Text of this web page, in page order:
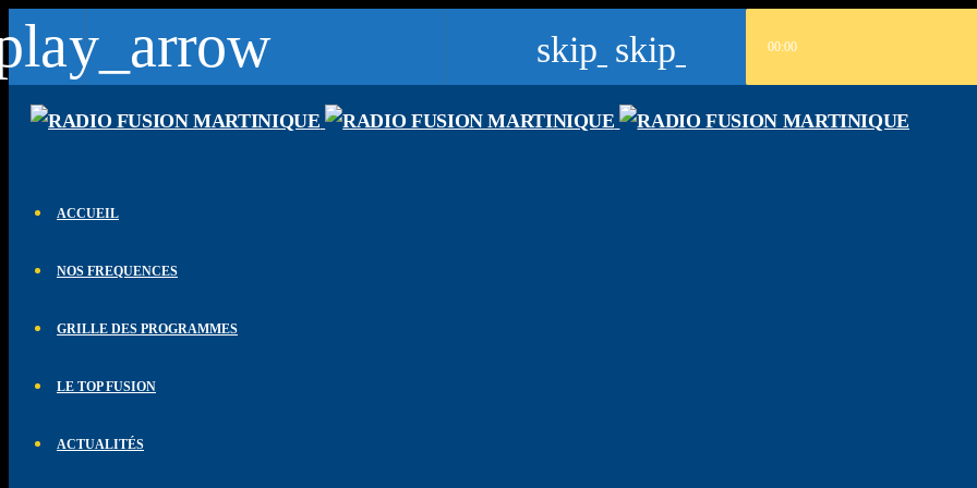
skip_previous
skip_next 00:00
Fusion Martinique
Fusion Saint-Martin
Saint-Martin - St Barth - St Vincent 102.1 FM
CK RADIO
Le son des caraibes - DAB+
ACCUEIL
NOS FREQUENCES
GRILLE DES PROGRAMMES
LE TOP FUSION
ACTUALITÉS